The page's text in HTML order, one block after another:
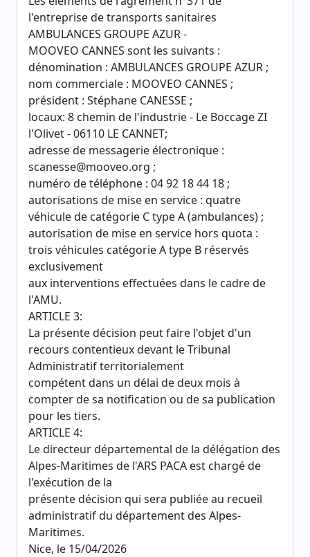
l'entreprise de transports sanitaires
AMBULANCES GROUPE AZUR -
MOOVEO CANNES sont les suivants :
dénomination : AMBULANCES GROUPE AZUR ;
nom commerciale : MOOVEO CANNES ;
président : Stéphane CANESSE ;
locaux: 8 chemin de l'industrie - Le Boccage ZI
l'Olivet - 06110 LE CANNET;
adresse de messagerie électronique :
scanesse@mooveo.org ;
numéro de téléphone : 04 92 18 44 18 ;
autorisations de mise en service : quatre
véhicule de catégorie C type A (ambulances) ;
autorisation de mise en service hors quota :
trois véhicules catégorie A type B réservés
exclusivement
aux interventions effectuées dans le cadre de
l'AMU.
ARTICLE 3:
La présente décision peut faire l'objet d'un
recours contentieux devant le Tribunal
Administratif territorialement
compétent dans un délai de deux mois à
compter de sa notification ou de sa publication
pour les tiers.
ARTICLE 4:
Le directeur départemental de la délégation des
Alpes-Maritimes de l'ARS PACA est chargé de
l'exécution de la
présente décision qui sera publiée au recueil
administratif du département des Alpes-
Maritimes.
Nice, le 15/04/2026